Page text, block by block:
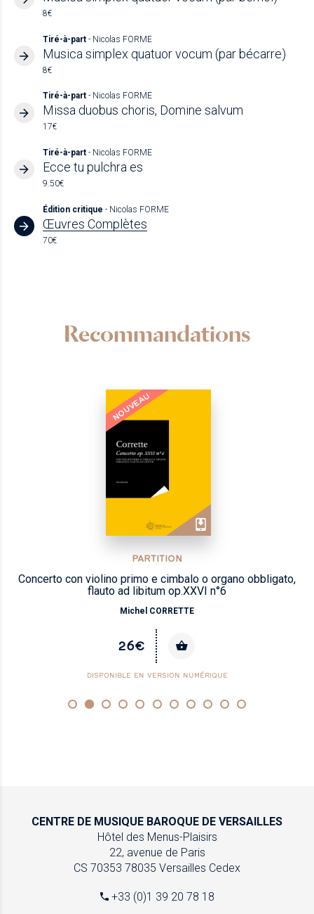
8€
Tiré-à-part - Nicolas FORME
Musica simplex quatuor vocum (par bécarre)
8€
Tiré-à-part - Nicolas FORME
Missa duobus choris, Domine salvum
17€
Tiré-à-part - Nicolas FORME
Ecce tu pulchra es
9.50€
Édition critique - Nicolas FORME
Œuvres Complètes
70€
Recommandations
NOUVEAU
PARTITION
con violino primo e cimbalo o organo obbligato,
flauto ad libitum op.XXVI n°6
Michel CORRETTE
26€
DISPONIBLE EN VERSION NUMÉRIQUE
CENTRE DE MUSIQUE BAROQUE DE VERSAILLES
Hôtel des Menus-Plaisirs
22, avenue de Paris
CS 70353 78035 Versailles Cedex
+33 (0)1 39 20 78 18